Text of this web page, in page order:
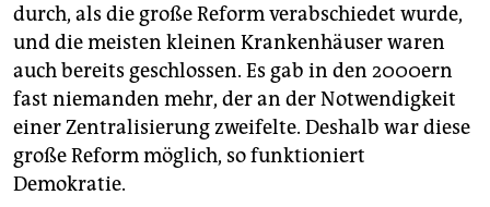
durch, als die große Reform verabschiedet wurde,
und die meisten kleinen Krankenhäuser waren
auch bereits geschlossen. Es gab in den 2000ern
fast niemanden mehr, der an der Notwendigkeit
einer Zentralisierung zweifelte. Deshalb war diese
große Reform möglich, so funktioniert
Demokratie.